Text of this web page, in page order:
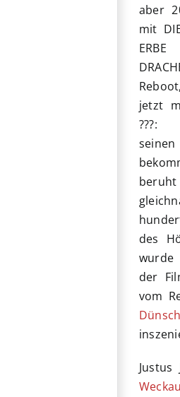
aber
mit
jetzt
???:
des
der
vom
Justus